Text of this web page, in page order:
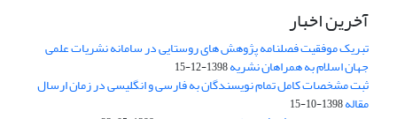
آخرین اخبار
تبریک موفقیت فصلنامه پژوهش های روستایی در سامانه نشریات علمی
جهان اسلام به همراهان نشریه1398-12-15
ثبت مشخصات کامل تمام نویسندگان به فارسی و انگلیسی در زمان ارسال
مقاله1398-10-15